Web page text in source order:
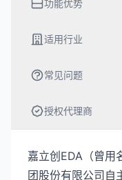
功能优势
适用行业
常见问题
授权代理商
嘉立创EDA（曾用
团股份有限公司自